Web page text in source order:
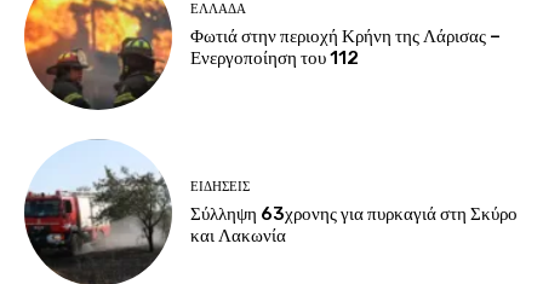
ΕΛΛΑΔΑ
Φωτιά στην περιοχή Κρήνη της Λάρισας –
Ενεργοποίηση του 112
ΕΙΔΗΣΕΙΣ
Σύλληψη 63χρονης για πυρκαγιά στη Σκύρο
και Λακωνία